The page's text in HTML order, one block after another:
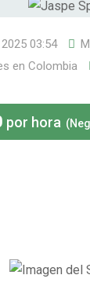
03:54
en Colombia
por hora